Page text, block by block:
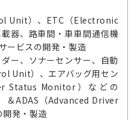
Unit）、ETC（Electronic
器、路車間・車車間通信機
ービスの開発・製造
ー、ソナーセンサー、自動
Unit）、エアバッグ用セン
Status Monitor）などの
ADAS（Advanced Driver
発・製造